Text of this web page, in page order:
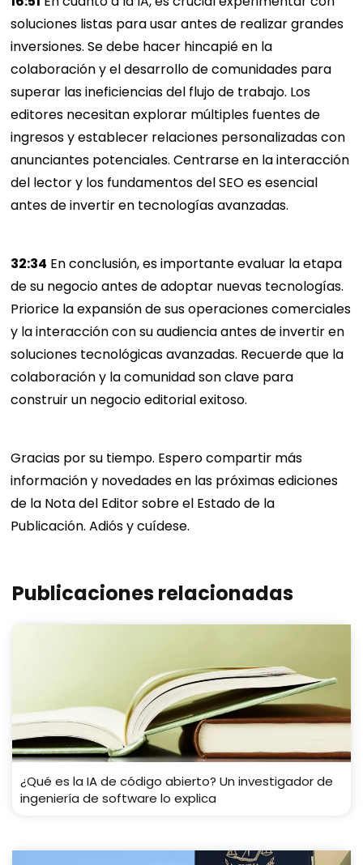
soluciones listas para usar antes de realizar grandes
inversiones. Se debe hacer hincapié en la
colaboración y el desarrollo de comunidades para
superar las ineficiencias del flujo de trabajo. Los
editores necesitan explorar múltiples fuentes de
ingresos y establecer relaciones personalizadas con
anunciantes potenciales. Centrarse en la interacción
del lector y los fundamentos del SEO es esencial
antes de invertir en tecnologías avanzadas.
32:34 En conclusión, es importante evaluar la etapa
de su negocio antes de adoptar nuevas tecnologías.
Priorice la expansión de sus operaciones comerciales
y la interacción con su audiencia antes de invertir en
soluciones tecnológicas avanzadas. Recuerde que la
colaboración y la comunidad son clave para
construir un negocio editorial exitoso.
Gracias por su tiempo. Espero compartir más
información y novedades en las próximas ediciones
de la Nota del Editor sobre el Estado de la
Publicación. Adiós y cuídese.
Publicaciones relacionadas
¿Qué es la IA de código abierto? Un investigador de
ingeniería de software lo explica